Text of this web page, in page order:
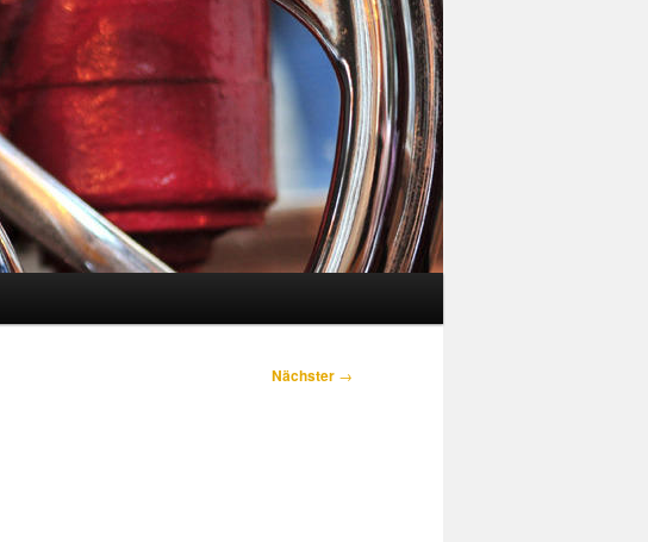
Nächster →